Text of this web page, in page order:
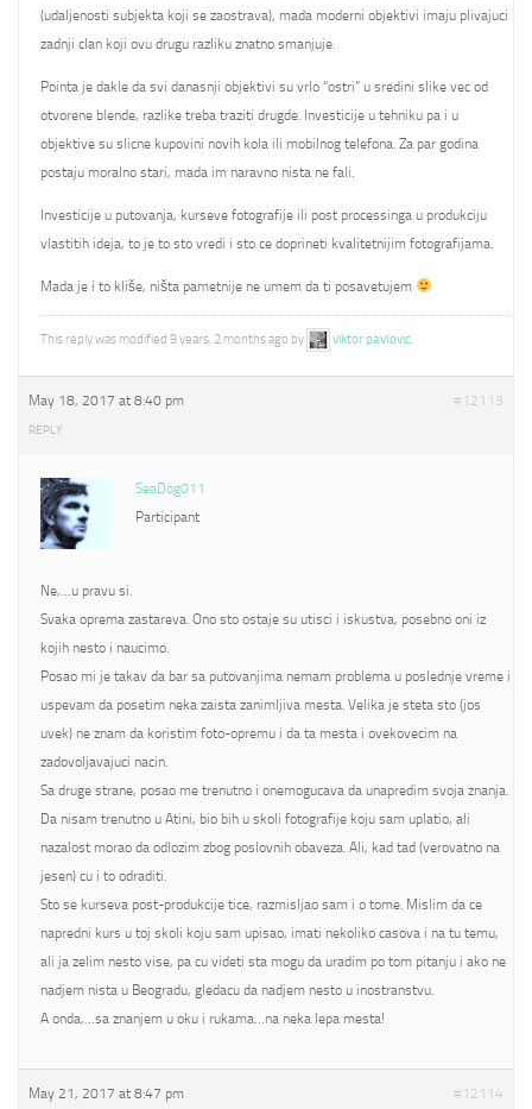
(udaljenosti subjekta koji se zaostrava), mada moderni objektivi imaju plivajuci
zadnji clan koji ovu drugu razliku znatno smanjuje.
Pointa je dakle da svi danasnji objektivi su vrlo “ostri” u sredini slike vec od
otvorene blende, razlike treba traziti drugde. Investicije u tehniku pa i u
objektive su slicne kupovini novih kola ili mobilnog telefona. Za par godina
postaju moralno stari, mada im naravno nista ne fali.
Investicije u putovanja, kurseve fotografije ili post processinga u produkciju
vlastitih ideja, to je to sto vredi i sto ce doprineti kvalitetnijim fotografijama.
Mada je i to kliše, ništa pametnije ne umem da ti posavetujem
This reply was modified 9 years, 2 months ago by viktor pavlovic.
May 18, 2017 at 8:40 pm #12113
REPLY
SeaDog011
Participant
Ne,…u pravu si.
Svaka oprema zastareva. Ono sto ostaje su utisci i iskustva, posebno oni iz
kojih nesto i naucimo.
Posao mi je takav da bar sa putovanjima nemam problema u poslednje vreme i
uspevam da posetim neka zaista zanimljiva mesta. Velika je steta sto (jos
uvek) ne znam da koristim foto-opremu i da ta mesta i ovekovecim na
zadovoljavajuci nacin.
Sa druge strane, posao me trenutno i onemogucava da unapredim svoja znanja.
Da nisam trenutno u Atini, bio bih u skoli fotografije koju sam uplatio, ali
nazalost morao da odlozim zbog poslovnih obaveza. Ali, kad tad (verovatno na
jesen) cu i to odraditi.
Sto se kurseva post-produkcije tice, razmisljao sam i o tome. Mislim da ce
napredni kurs u toj skoli koju sam upisao, imati nekoliko casova i na tu temu,
ali ja zelim nesto vise, pa cu videti sta mogu da uradim po tom pitanju i ako ne
nadjem nista u Beogradu, gledacu da nadjem nesto u inostranstvu.
A onda,…sa znanjem u oku i rukama…na neka lepa mesta!
May 21, 2017 at 8:47 pm #12114